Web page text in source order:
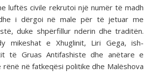
luftës civile rekrutoi një numër të madh
i dërgoi në male për të jetuar me
duke shpërfillur nderin dhe traditën.
mikeshat e Xhuglinit, Liri Gega, ish-
të Gruas Antifashiste dhe anëtare e
në fatkeqësi politike dhe Malëshova